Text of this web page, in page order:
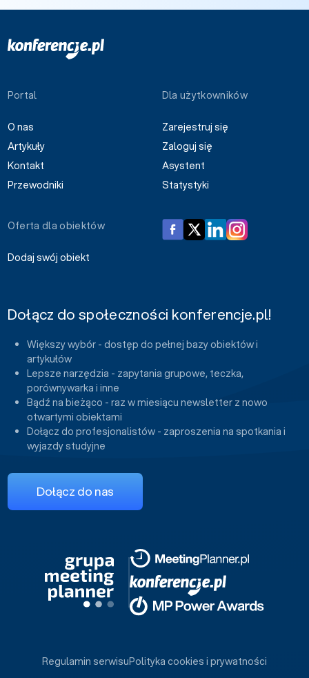
Portal
O nas
Artykuły
Kontakt
Przewodniki
Dla użytkowników
Zarejestruj się
Zaloguj się
Asystent
Statystyki
Oferta dla obiektów
Dodaj swój obiekt
Dołącz do społeczności konferencje.pl!
Większy wybór - dostęp do pełnej bazy obiektów i
artykułów
Lepsze narzędzia - zapytania grupowe, teczka,
porównywarka i inne
Bądź na bieżąco - raz w miesiącu newsletter z nowo
otwartymi obiektami
Dołącz do profesjonalistów - zaproszenia na spotkania i
wyjazdy studyjne
Dołącz do nas
Regulamin serwisuPolityka cookies i prywatności